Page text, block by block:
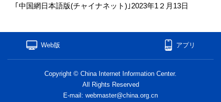
｢中国網日本語版(チャイナネット)｣2023年1２月13日
Web版 アプリ
Copyright © China Internet Information Center.
All Rights Reserved
E-mail: webmaster@china.org.cn